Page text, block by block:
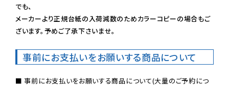
でも、
メーカーより正規台紙の入荷減数のためカラーコピーの場合もご
ざいます。予めご了承下さいませ。
事前にお支払いをお願いする商品について
■ 事前にお支払いをお願いする商品について(大量のご予約につ